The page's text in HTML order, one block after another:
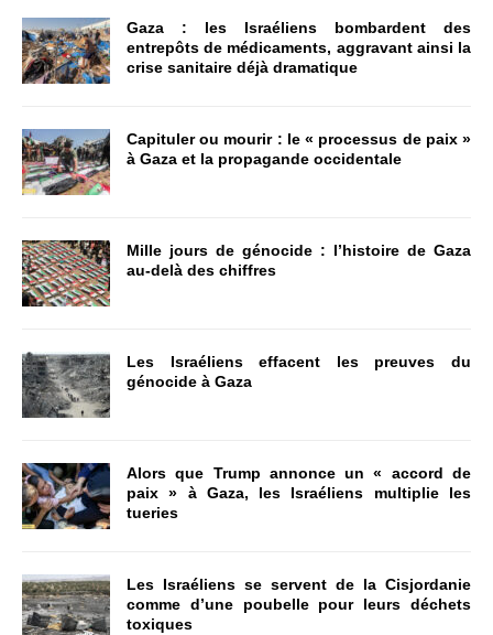
Gaza : les Israéliens bombardent des
entrepôts de médicaments, aggravant ainsi la
crise sanitaire déjà dramatique
Capituler ou mourir : le « processus de paix »
à Gaza et la propagande occidentale
Mille jours de génocide : l’histoire de Gaza
au-delà des chiffres
Les Israéliens effacent les preuves du
génocide à Gaza
Alors que Trump annonce un « accord de
paix » à Gaza, les Israéliens multiplie les
tueries
Les Israéliens se servent de la Cisjordanie
comme d’une poubelle pour leurs déchets
toxiques